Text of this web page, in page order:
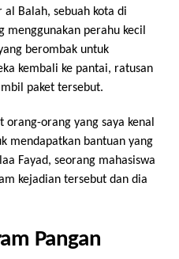
Balah, sebuah kota di
menggunakan perahu kecil
berombak untuk
kembali ke pantai, ratusan
paket tersebut.
orang yang saya kenal
mendapatkan bantuan yang
Fayad, seorang mahasiswa
kejadian tersebut dan dia
Pangan